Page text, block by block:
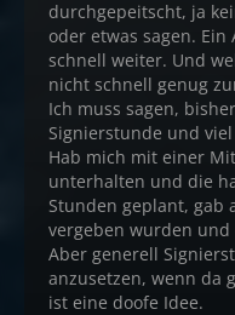
durchgepeitscht, ja
oder etwas sagen.
schnell weiter. Und
nicht schnell genug
Ich muss sagen,
Signierstunde und
Hab mich mit einer
unterhalten und die
Stunden geplant, gab
vergeben wurden
Aber generell
anzusetzen, wenn da
ist eine doofe Idee.